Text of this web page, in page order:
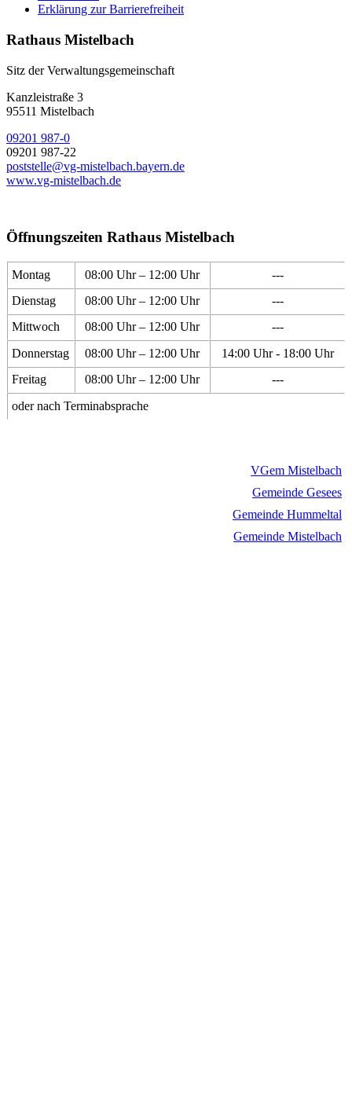
Erklärung zur Barrierefreiheit
Rathaus Mistelbach
Sitz der Verwaltungsgemeinschaft
Kanzleistraße 3
95511 Mistelbach
09201 987-0
09201 987-22
poststelle@vg-mistelbach.bayern.de
www.vg-mistelbach.de
Öffnungszeiten Rathaus Mistelbach
Montag 08:00 Uhr – 12:00 Uhr
---
Dienstag
08:00 Uhr – 12:00 Uhr
---
Mittwoch
08:00 Uhr – 12:00 Uhr
---
Donnerstag
08:00 Uhr – 12:00 Uhr
14:00 Uhr - 18:00 Uhr
Freitag
08:00 Uhr – 12:00 Uhr
---
oder nach Terminabsprache
VGem Mistelbach
Gemeinde Gesees
Gemeinde Hummeltal
Gemeinde Mistelbach